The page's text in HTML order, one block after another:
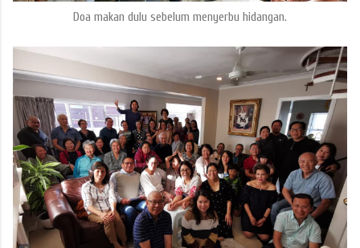
Doa makan dulu sebelum menyerbu hidangan.